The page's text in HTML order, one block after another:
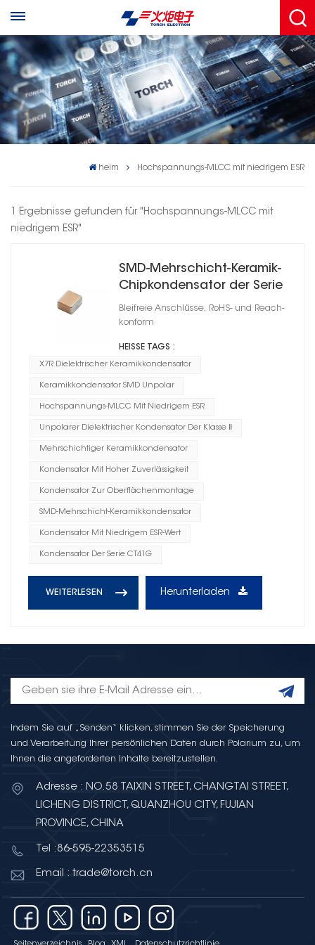
heim Hochspannungs-MLCC mit niedrigem ESR
1 Ergebnisse gefunden für "Hochspannungs-MLCC mit
niedrigem ESR"
SMD-Mehrschicht-Keramik-
Chipkondensator der Serie
CT41G X7R
Bleifreie Anschlüsse, RoHS- und Reach-
konform
HEISSE TAGS :
X7R Dielektrischer Keramikkondensator
Keramikkondensator SMD Unpolar
Hochspannungs-MLCC Mit Niedrigem ESR
Unpolarer Dielektrischer Kondensator Der Klasse Ⅱ
Mehrschichtiger Keramikkondensator
Kondensator Mit Hoher Zuverlässigkeit
Kondensator Zur Oberflächenmontage
SMD-Mehrschicht-Keramikkondensator
Kondensator Mit Niedrigem ESR-Wert
Kondensator Der Serie CT41G
WEITERLESEN Herunterladen
Indem Sie auf „Senden“ klicken, stimmen Sie der Speicherung
und Verarbeitung Ihrer persönlichen Daten durch Polarium zu, um
Ihnen die angeforderten Inhalte bereitzustellen.
Adresse : NO.58 TAIXIN STREET, CHANGTAI STREET,
LICHENG DISTRICT, QUANZHOU CITY, FUJIAN
PROVINCE, CHINA
Tel :86-595-22353515
Email : trade@torch.cn